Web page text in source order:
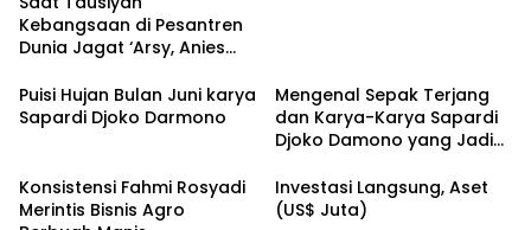
Kebangsaan di Pesantren
Dunia Jagat ‘Arsy, Anies
Dukungan dari Abah Aos
Puisi Hujan Bulan Juni karya
Sapardi Djoko Darmono
Mengenal Sepak Terjang
dan Karya-Karya Sapardi
Djoko Damono yang Jadi
Konsistensi Fahmi Rosyadi
Merintis Bisnis Agro
Investasi Langsung, Aset
(US$ Juta)